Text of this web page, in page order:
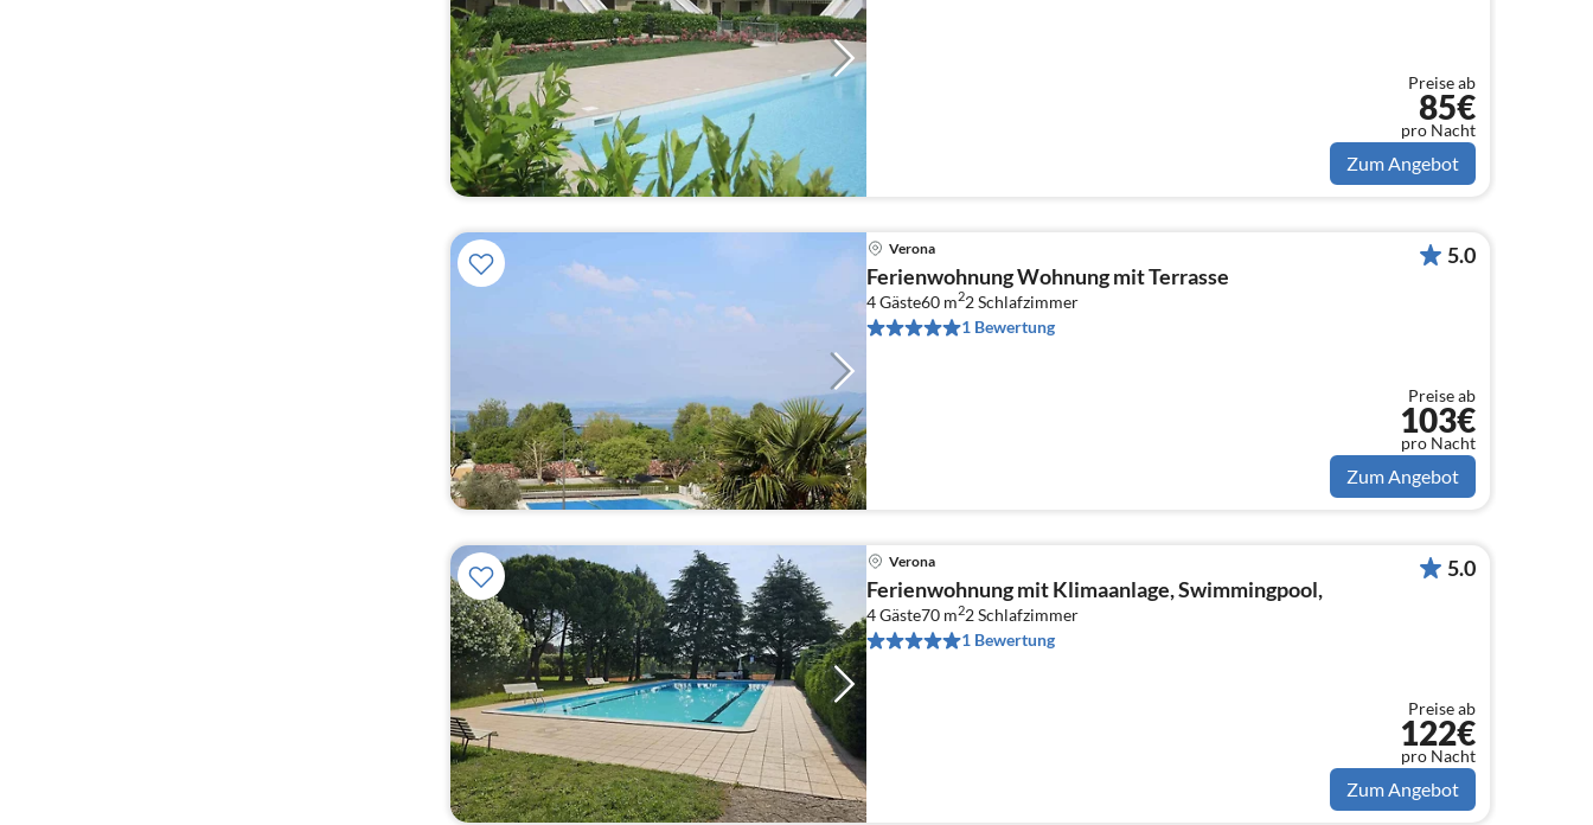
Preise ab
85€
pro Nacht
Zum Angebot
Verona
Ferienwohnung Wohnung mit Terrasse
4 Gäste60 m22Schlafzimmer
1 Bewertung
5.0
Preise ab
103€
pro Nacht
Zum Angebot
Verona
Ferienwohnung mit Klimaanlage, Swimmingpool,
4 Gäste70 m22Schlafzimmer
1 Bewertung
5.0
Preise ab
122€
pro Nacht
Zum Angebot